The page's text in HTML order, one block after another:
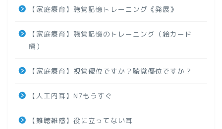
【家庭療育】聴覚記憶トレーニング《発展》
【家庭療育】聴覚記憶のトレーニング（絵カード
編）
【家庭療育】視覚優位ですか？聴覚優位ですか？
【人工内耳】N7もうすぐ
【難聴雑感】役に立ってない耳